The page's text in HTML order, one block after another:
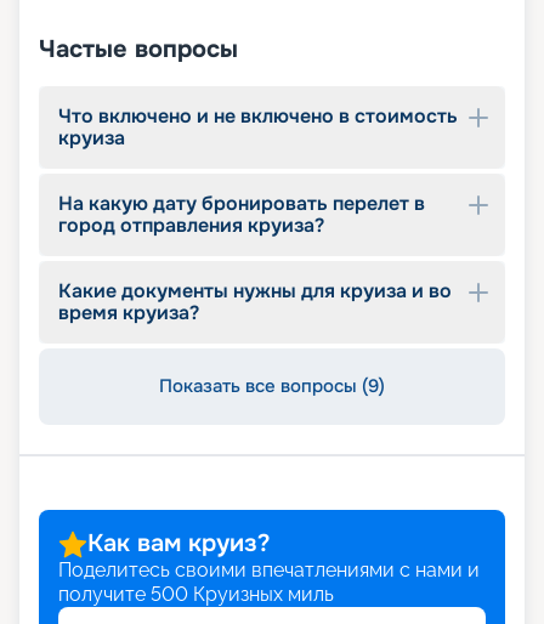
Частые вопросы
Что включено и не включено в стоимость
круиза
На какую дату бронировать перелет в
город отправления круиза?
Какие документы нужны для круиза и во
время круиза?
Показать все вопросы (9)
Как вам круиз?
Поделитесь своими впечатлениями с нами и
получите 500 Круизных миль